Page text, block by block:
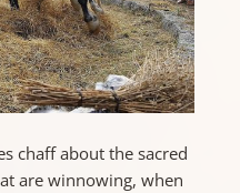
chaff about the sacred
are winnowing, when